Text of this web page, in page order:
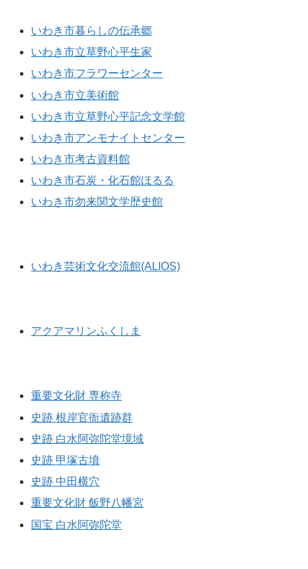
いわき市暮らしの伝承郷
いわき市立草野心平生家
いわき市フラワーセンター
いわき市立美術館
いわき市立草野心平記念文学館
いわき市アンモナイトセンター
いわき市考古資料館
いわき市石炭・化石館ほるる
いわき市勿来関文学歴史館
いわき芸術文化交流館(ALIOS)
アクアマリンふくしま
重要文化財 専称寺
史跡 根岸官衙遺跡群
史跡 白水阿弥陀堂境域
史跡 甲塚古墳
史跡 中田横穴
重要文化財 飯野八幡宮
国宝 白水阿弥陀堂